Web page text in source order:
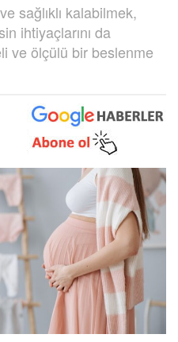
sağlıklı kalabilmek,
ihtiyaçlarını da
ve ölçülü bir beslenme